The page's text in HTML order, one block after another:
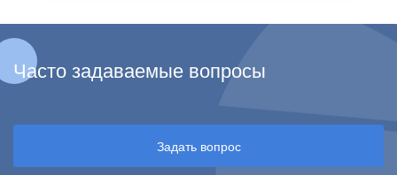
Часто задаваемые вопросы
Задать вопрос